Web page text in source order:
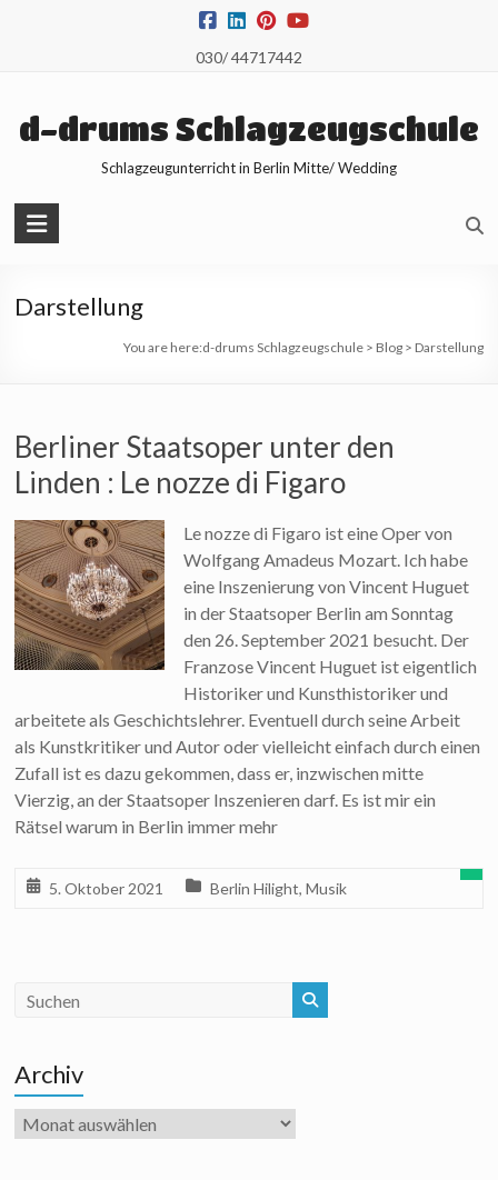
030/ 44717442
d-drums Schlagzeugschule
Schlagzeugunterricht in Berlin Mitte/ Wedding
Darstellung
You are here:d-drums Schlagzeugschule> Blog> Darstellung
Berliner Staatsoper unter den
Linden : Le nozze di Figaro
Le nozze di Figaro ist eine Oper von
Wolfgang Amadeus Mozart. Ich habe
eine Inszenierung von Vincent Huguet
in der Staatsoper Berlin am Sonntag
den 26. September 2021 besucht. Der
Franzose Vincent Huguet ist eigentlich
Historiker und Kunsthistoriker und
arbeitete als Geschichtslehrer. Eventuell durch seine Arbeit
als Kunstkritiker und Autor oder vielleicht einfach durch einen
Zufall ist es dazu gekommen, dass er, inzwischen mitte
Vierzig, an der Staatsoper Inszenieren darf. Es ist mir ein
Rätsel warum in Berlin immer mehr
5. Oktober 2021 Berlin Hilight,Musik
Archiv
Archiv